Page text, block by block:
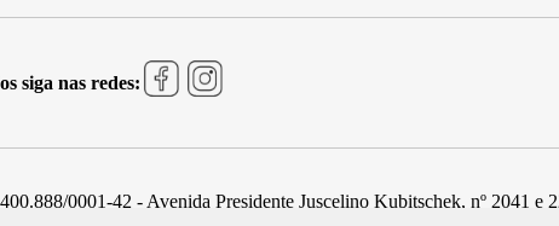
siga nas redes:
0001-42 - Avenida Presidente Juscelino Kubitschek, nº 2041 e